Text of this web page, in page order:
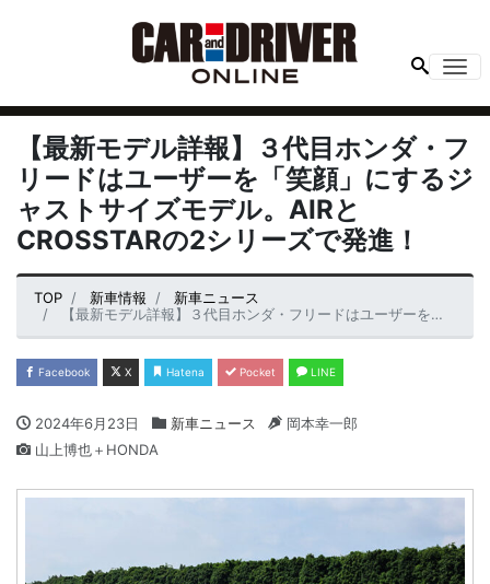
【最新モデル詳報】３代目ホンダ・フ
リードはユーザーを「笑顔」にするジ
ャストサイズモデル。AIRと
CROSSTARの2シリーズで発進！
TOP 新車情報
新車ニュース
【最新モデル詳報】３代目ホンダ・フリードはユーザーを「笑顔」にするジャストサイズモデル。AIRとCROSSTARの2シリーズで発進！
Facebook X Hatena Pocket LINE
2024年6月23日 新車ニュース
岡本幸一郎
山上博也＋HONDA